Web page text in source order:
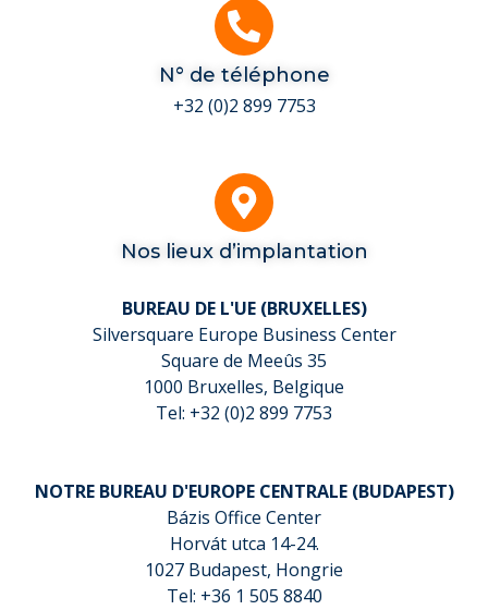
N° de téléphone
+32 (0)2 899 7753
Nos lieux d’implantation
BUREAU DE L'UE (BRUXELLES)
Silversquare Europe Business Center
Square de Meeûs 35
1000 Bruxelles, Belgique
Tel: +32 (0)2 899 7753
NOTRE BUREAU D'EUROPE CENTRALE (BUDAPEST)
Bázis Office Center
Horvát utca 14-24.
1027 Budapest, Hongrie
Tel: +36 1 505 8840